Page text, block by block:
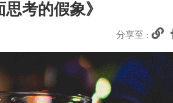
考的假象》
分享至 :